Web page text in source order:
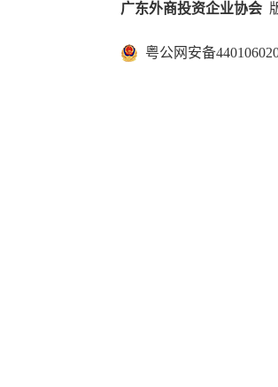
广东外商投资企业协会
粤公网安备